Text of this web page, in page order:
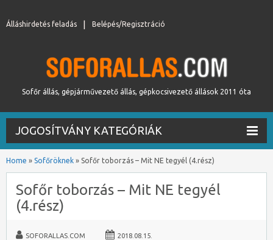
Belépés/Regisztráció
Álláshirdetés feladás
Sofőr állás, gépjárművezető állás, gépkocsivezető állások 2011 óta
JOGOSÍTVÁNY KATEGÓRIÁK
Home » Sofőröknek » Sofőr toborzás – Mit NE tegyél (4.rész)
Sofőr toborzás – Mit NE tegyél
(4.rész)
SOFORALLAS.COM
2018.08.15.